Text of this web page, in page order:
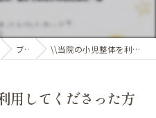
ブログ \\当院の小児整体を利用してくださった方に、
用してくださった方